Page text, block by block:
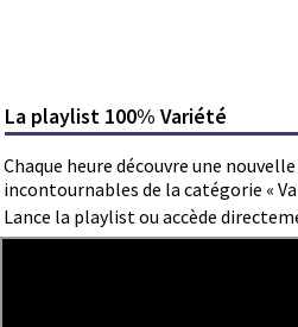
La playlist 100% Variété
Chaque heure découvre une
incontournables de la catégorie «
Lance la playlist ou accède